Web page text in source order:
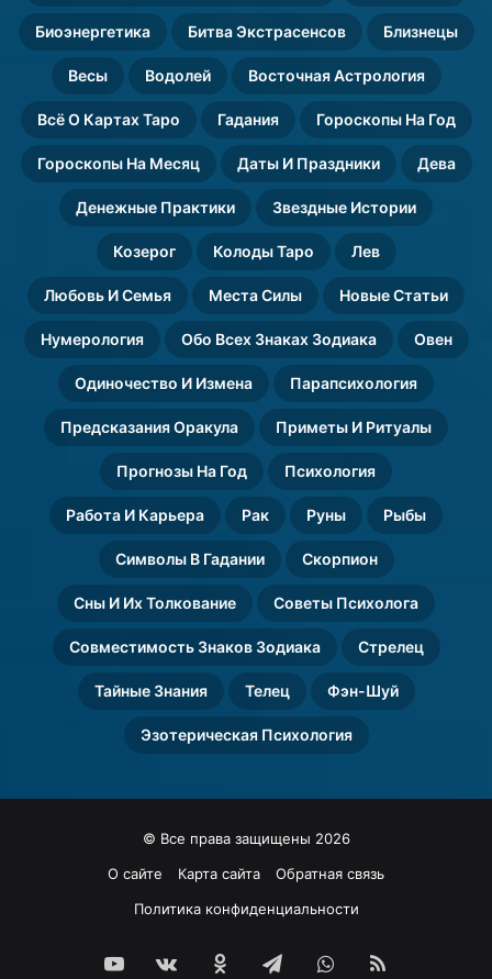
Биоэнергетика Битва Экстрасенсов Близнецы
Весы Водолей Восточная Астрология
Всё О Картах Таро Гадания Гороскопы На Год
Гороскопы На Месяц Даты И Праздники Дева
Денежные Практики Звездные Истории
Козерог Колоды Таро Лев
Любовь И Семья Места Силы Новые Статьи
Нумерология Обо Всех Знаках Зодиака Овен
Одиночество И Измена Парапсихология
Предсказания Оракула Приметы И Ритуалы
Прогнозы На Год Психология
Работа И Карьера Рак Руны Рыбы
Символы В Гадании Скорпион
Сны И Их Толкование Советы Психолога
Совместимость Знаков Зодиака Стрелец
Тайные Знания Телец Фэн-Шуй
Эзотерическая Психология
© Все права защищены 2026
О сайте
Карта сайта
Обратная связь
Политика конфиденциальности
YouTubevk.comОдноклассники
TelegramWhatsApp